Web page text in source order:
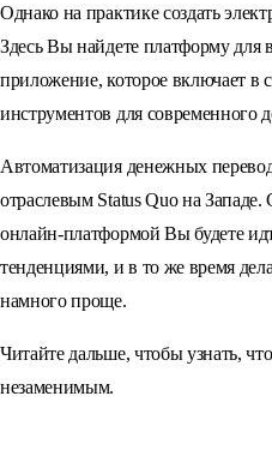
Однако на практике создать
Здесь Вы найдете платформу для
приложение, которое включает в
инструментов для современного
Автоматизация денежных
отраслевым Status Quo на
онлайн-платформой Вы будете
тенденциями, и в то же время
намного проще.
Читайте дальше, чтобы узнать,
незаменимым.